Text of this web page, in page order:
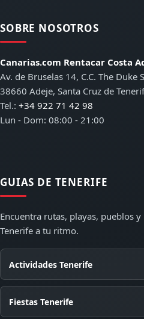
SOBRE NOSOTROS
Canarias.com Rentacar Costa
Av. de Bruselas 14, C.C. The Duke
38660 Adeje, Santa Cruz de
Tel.: +34 922 71 42 98
Lun - Dom: 08:00 - 21:00
GUIAS DE TENERIFE
Encuentra rutas, playas, pueblos
Tenerife a tu ritmo.
Actividades Tenerife
Fiestas Tenerife